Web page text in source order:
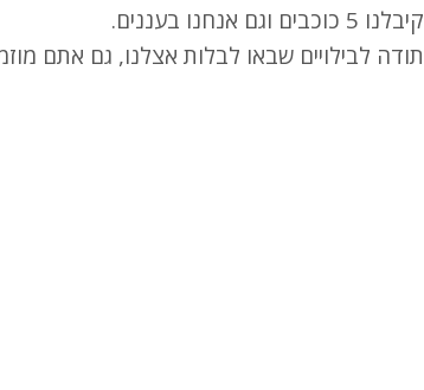
קיבלנו 5 כוכבים וגם אנחנו בעננים.
תודה לבילויים שבאו לבלות אצלנו, גם אתם